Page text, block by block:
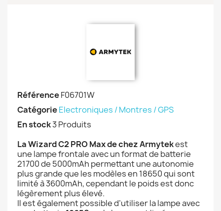
RéférenceF06701W
CatégorieElectroniques / Montres / GPS
En stock3 Produits
La Wizard C2 PRO Max de chez Armytekest
une lampe frontale avec un format de batterie
21700 de 5000mAh permettant une autonomie
plus grande que les modèles en 18650 qui sont
limité à 3600mAh, cependant le poids est donc
légèrement plus élevé.
Il est également possible d’utiliser la lampe avec